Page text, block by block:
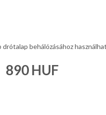
behálózásához
890HUF